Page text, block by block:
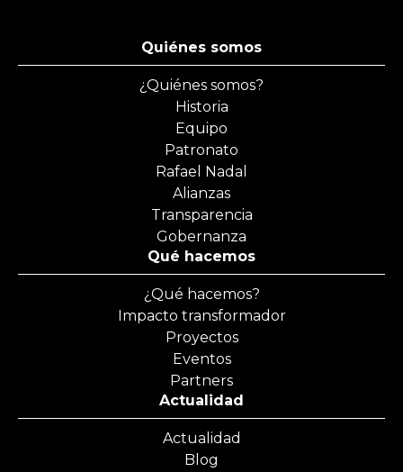
Quiénes somos
¿Quiénes somos?
Historia
Equipo
Patronato
Rafael Nadal
Alianzas
Transparencia
Gobernanza
Qué hacemos
¿Qué hacemos?
Impacto transformador
Proyectos
Eventos
Partners
Actualidad
Actualidad
Blog